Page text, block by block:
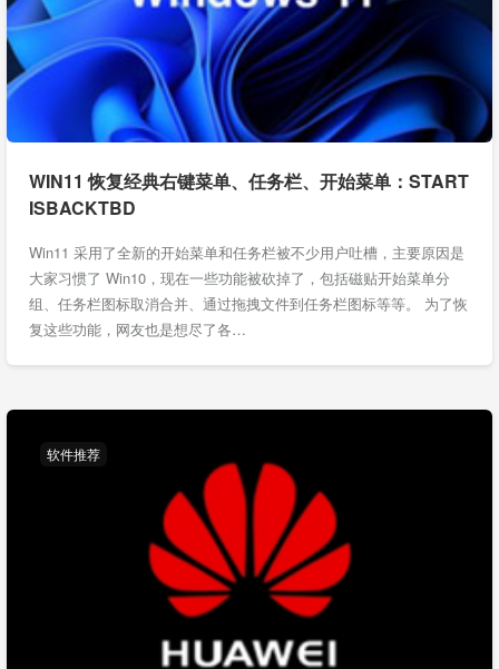
WIN11 恢复经典右键菜单、任务栏、开始菜单：START
ISBACKTBD
Win11 采用了全新的开始菜单和任务栏被不少用户吐槽，主要原因是
大家习惯了 Win10，现在一些功能被砍掉了，包括磁贴开始菜单分
组、任务栏图标取消合并、通过拖拽文件到任务栏图标等等。 为了恢
复这些功能，网友也是想尽了各…
软件推荐